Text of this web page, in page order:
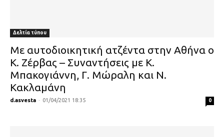
Δελτία τύπου
Με αυτοδιοικητική ατζέντα στην Αθήνα ο
Κ. Ζέρβας – Συναντήσεις με Κ.
Μπακογιάννη, Γ. Μώραλη και Ν.
Κακλαμάνη
d.asvesta - 01/04/2021 18:35 0